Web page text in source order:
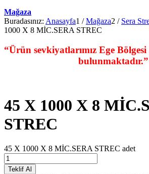
Mağaza
Buradasınız: Anasayfa1 / Mağaza2 / Sera
1000 X 8 MİC.SERA STREC
“Ürün sevkiyatlarımız Ege Bölgesi
bulunmaktadır.”
45 X 1000 X 8
STREC
45 X 1000 X 8 MİC.SERA STREC adet
Teklif Al